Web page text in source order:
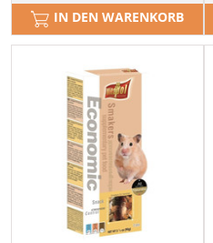
IN DEN WARENKORB